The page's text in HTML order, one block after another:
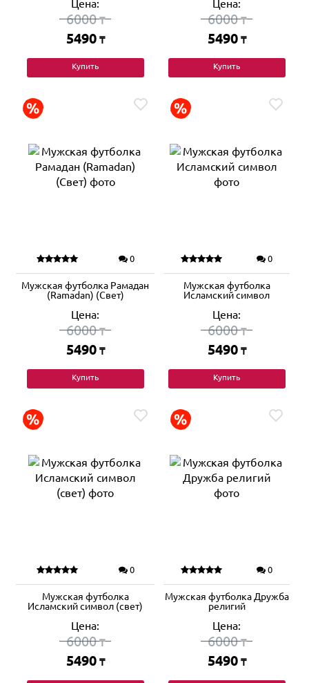
Цена:
6000₸
5490 ₸
Купить
Цена:
6000₸
5490 ₸
Купить
0
Мужская футболка Рамадан
(Ramadan) (Свет)
Цена:
6000₸
5490 ₸
Купить
0
Мужская футболка
Исламский символ
Цена:
6000₸
5490 ₸
Купить
0
Мужская футболка
Исламский символ (свет)
Цена:
6000₸
5490 ₸
0
Мужская футболка Дружба
религий
Цена:
6000₸
5490 ₸